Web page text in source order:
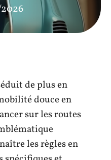
de plus en
douce en
sur les routes
les règles en